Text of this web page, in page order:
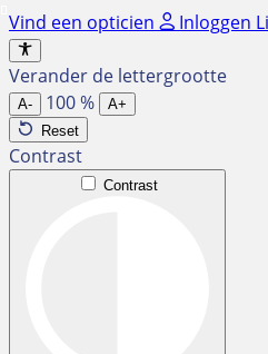
Ga
naar
de
inhoud
Vind een opticien Inloggen
Verander de lettergrootte
A- 100%
A+
Reset
Contrast
Contrast